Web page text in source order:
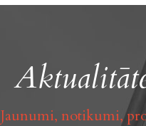
Jaunumi, notikumi,